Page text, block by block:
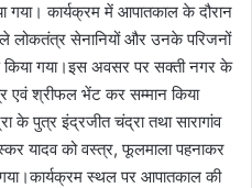
गया। कार्यक्रम में आपातकाल के दौरान
लोकतंत्र सेनानियों और उनके परिजनों
गया।इस अवसर पर सक्ती नगर के
एवं श्रीफल भेंट कर सम्मान किया
के पुत्र इंद्रजीत चंद्रा तथा सारागांव
यादव को वस्त्र, फूलमाला पहनाकर
स्थल पर आपातकाल की